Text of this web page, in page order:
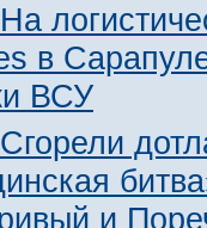
На
в
ВСУ
Сгорели
и